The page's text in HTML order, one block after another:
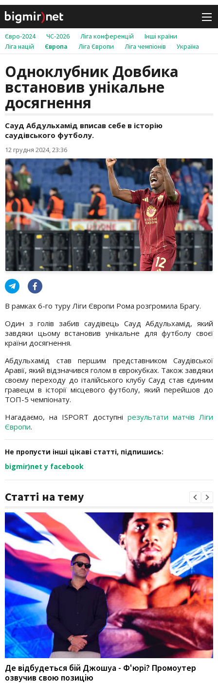
Євро-2024 ЧС-2026 Ліга конференцій
Інші країни
Ліга націй
Європа Ліга Європи Ліга чемпіонів Україна
Одноклубник Довбика
встановив унікальне
досягнення
Сауд Абдульхамід вписав себе в історію
саудівського футболу.
12 грудня 2024, 23:36
В рамках 6-го туру Ліги Європи Рома розгромила Брагу.
Один з голів забив саудівець Сауд Абдульхамід, який
завдяки цьому встановив унікальне для футболу своєї
країни досягнення.
Абдульхамід став першим представником Саудівської
Аравії, який відзначився голом в єврокубках. Також завдяки
своєму переходу до італійського клубу Сауд став єдиним
гравецм в історії місцевого футболу, який перейшов до
ТОП-5 чемпіонату.
Нагадаємо, на ISPORT доступні результати матчів Ліги
Європи.
Не пропусти інші цікаві статті, підпишись:
bigmir)net у facebook
Статті на тему
Де відбудеться бій Джошуа - Ф'юрі? Промоутер
озвучив свою позицію